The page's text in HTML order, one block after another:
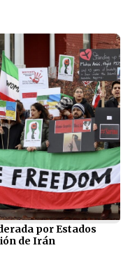
por Estados
de Irán